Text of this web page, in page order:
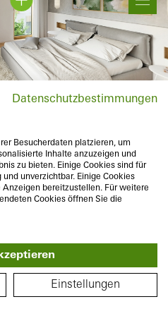
Datenschutzbestimmungen
Besucherdaten platzieren, um
Inhalte anzuzeigen und
zu bieten. Einige Cookies sind für
unverzichtbar. Einige Cookies
bereitzustellen. Für weitere
Cookies öffnen Sie die
Einstellungen